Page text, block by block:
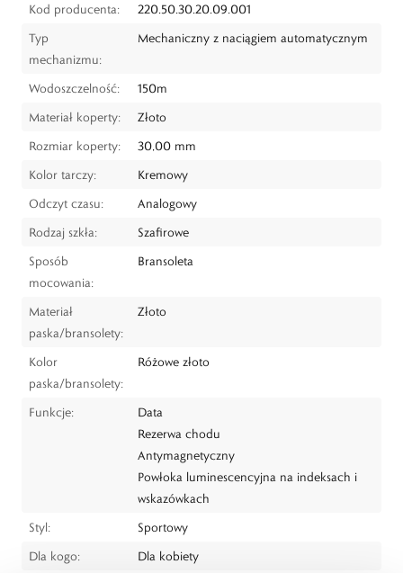
Kod producenta:
220.50.30.20.09.001
Typ
mechanizmu:
Mechaniczny z naciągiem automatycznym
Wodoszczelność:
150m
Materiał koperty:
Złoto
Rozmiar koperty:
30,00 mm
Kolor tarczy:
Kremowy
Odczyt czasu:
Analogowy
Rodzaj szkła:
Szafirowe
Sposób
mocowania:
Bransoleta
Materiał
paska/bransolety:
Złoto
Kolor
paska/bransolety:
Różowe złoto
Funkcje:
Data
Rezerwa chodu
Antymagnetyczny
Powłoka luminescencyjna na indeksach i
wskazówkach
Styl:
Sportowy
Dla kogo:
Dla kobiety